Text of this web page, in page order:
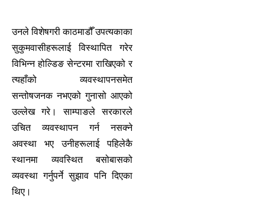
उनले विशेषगरी काठमाडौँ उपत्यकाका
सुकुमवासीहरूलाई विस्थापित गरेर
विभिन्न होल्डिङ सेन्टरमा राखिएको र
त्यहाँको व्यवस्थापनसमेत
सन्तोषजनक नभएको गुनासो आएको
उल्लेख गरे। साम्पाङले सरकारले
उचित व्यवस्थापन गर्न नसक्ने
अवस्था भए उनीहरूलाई पहिलेकै
स्थानमा व्यवस्थित बसोबासको
व्यवस्था गर्नुपर्ने सुझाव पनि दिएका
थिए।